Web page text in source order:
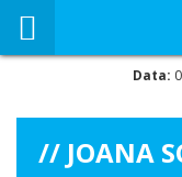
Data:
JOANA